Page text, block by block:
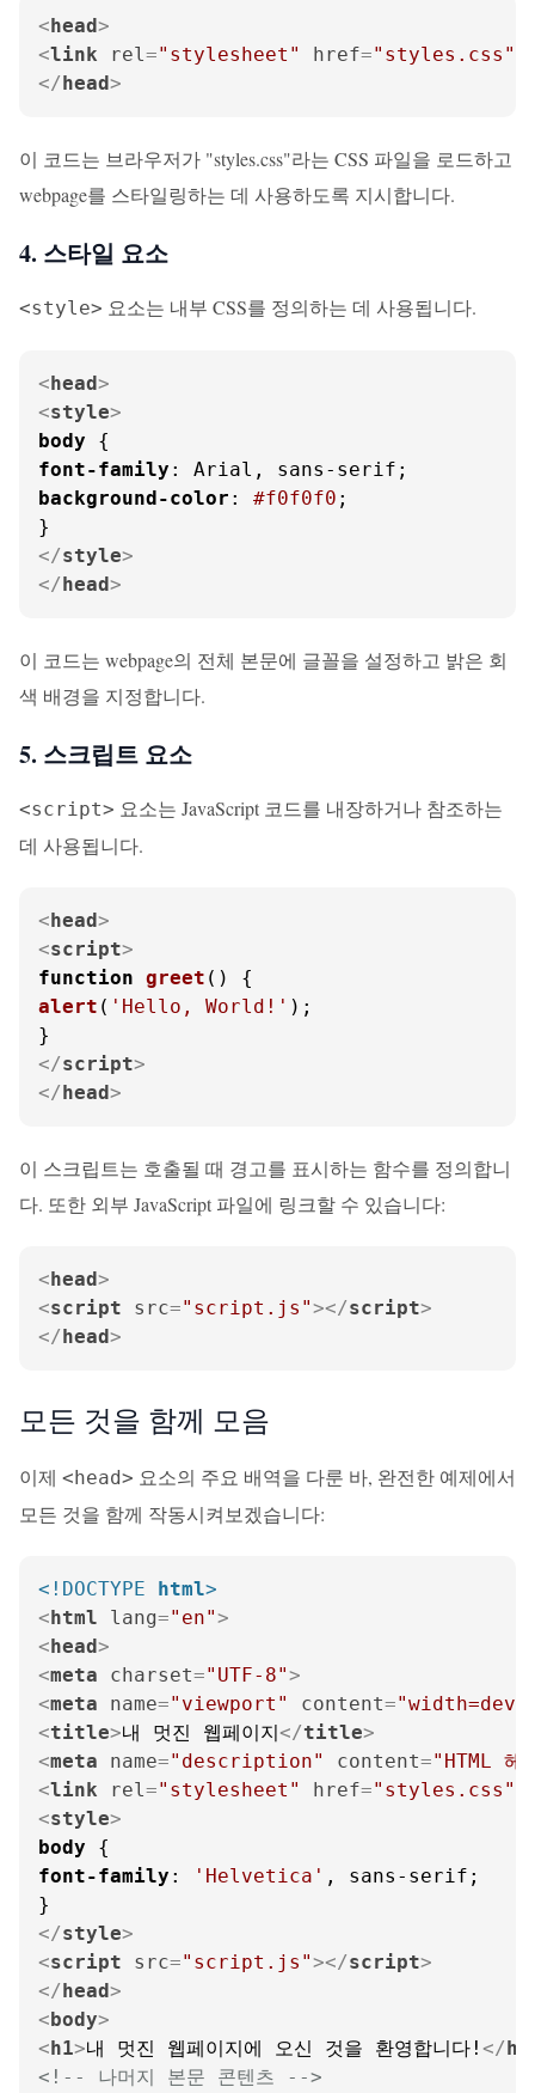
<head>
<link rel="stylesheet" href="styles.css"
</head>
이 코드는 브라우저가 "styles.css"라는 CSS 파일을 로드하고
webpage를 스타일링하는 데 사용하도록 지시합니다.
4. 스타일 요소
<style> 요소는 내부 CSS를 정의하는 데 사용됩니다.
<head>
<style>
body
font-family
background-color : #f0f0f0 ;
</style>
</head>
이 코드는 webpage의 전체 본문에 글꼴을 설정하고 밝은 회
색 배경을 지정합니다.
5. 스크립트 요소
<script> 요소는 JavaScript 코드를 내장하거나 참조하는
데 사용됩니다.
<head>
<script>
function greet (
alert ( 'Hello, World!' );
</script>
</head>
이 스크립트는 호출될 때 경고를 표시하는 함수를 정의합니
다. 또한 외부 JavaScript 파일에 링크할 수 있습니다:
<head>
<script src="script.js"></script>
</head>
모든 것을 함께 모음
이제 <head> 요소의 주요 배역을 다룬 바, 완전한 예제에서
모든 것을 함께 작동시켜보겠습니다:
<!DOCTYPE html>
<html lang="en">
<head>
<meta charset="UTF-8">
<meta name="viewport" content=
<title>내 멋진 웹페이지</title>
<meta name="description" content="HTML 헤
<link rel="stylesheet" href="styles.css"
<style>
body
font-family : 'Helvetica' , sans-serif;
</style>
<script src="script.js"></script>
</head>
<body>
<h1>내 멋진 웹페이지에 오신 것을 환영합니다! </h1
<!-- 나머지 본문 콘텐츠 -->